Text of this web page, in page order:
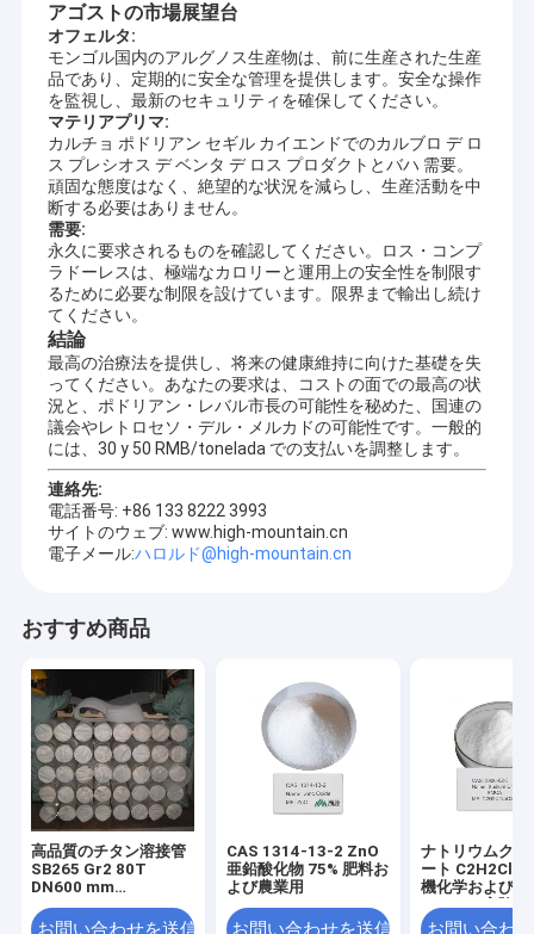
家
プロダクト
アゴストの市場展望台
オフェルタ:
モンゴル国内のアルグノス生産物は、前に生産された生産
品であり、定期的に安全な管理を提供します。安全な操作
を監視し、最新のセキュリティを確保してください。
マテリアプリマ:
カルチョ ポドリアン セギル カイエンドでのカルブロ デ ロ
ス プレシオス デ ベンタ デ ロス プロダクトとバハ 需要。
頑固な態度はなく、絶望的な状況を減らし、生産活動を中
断する必要はありません。
需要:
永久に要求されるものを確認してください。ロス・コンプ
ラドーレスは、極端なカロリーと運用上の安全性を制限す
るために必要な制限を設けています。限界まで輸出し続け
てください。
結論
最高の治療法を提供し、将来の健康維持に向けた基礎を失
ってください。あなたの要求は、コストの面での最高の状
況と、ポドリアン・レバル市長の可能性を秘めた、国連の
議会やレトロセソ・デル・メルカドの可能性です。一般的
には、30 y 50 RMB/tonelada での支払いを調整します。
連絡先:
電話番号: +86 133 8222 3993
サイトのウェブ: www.high-mountain.cn
電子メール:ハロルド@high-mountain.cn
おすすめ商品
高品質のチタン溶接管
SB265 Gr2 80T
DN600 mm
GB/T3624-2023 シー
ムレスチタンとチタン
CAS 1314-13-2 ZnO
亜鉛酸化物 75% 肥料お
よび農業用
ナトリウムクロ
ート
機化学および薬
のための実験
ライティング反
高い山Chemは特別な化学生産で、技術の研究及び開発および輸
入及び輸出従事している専門の企業セクションである。会社はさ
まざまな化学製品の生産に、貿易および研究及び開発焦点を合わ
せる。